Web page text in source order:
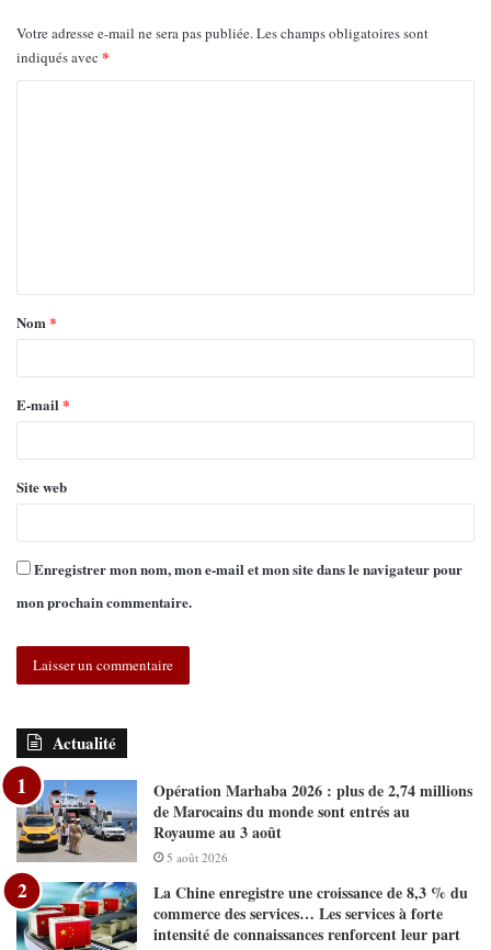
Votre adresse e-mail ne sera pas publiée.Les champs obligatoires sont
indiqués avec *
Nom*
E-mail *
Site web
Enregistrer mon nom, mon e-mail et mon site dans le navigateur pour
mon prochain commentaire.
Actualité
Opération Marhaba 2026 : plus de 2,74 millions
de Marocains du monde sont entrés au
Royaume au 3 août
5 août 2026
La Chine enregistre une croissance de 8,3 % du
commerce des services… Les services à forte
intensité de connaissances renforcent leur part